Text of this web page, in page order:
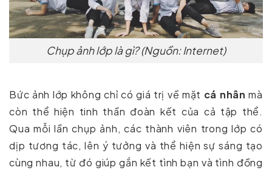
Chụp ảnh lớp là gì? (Nguồn: Internet)
Bức ảnh lớp không chỉ có giá trị về mặt cá nhân mà
còn thể hiện tinh thần đoàn kết của cả tập thể.
Qua mỗi lần chụp ảnh, các thành viên trong lớp có
dịp tương tác, lên ý tưởng và thể hiện sự sáng tạo
cùng nhau, từ đó giúp gắn kết tình bạn và tình đồng